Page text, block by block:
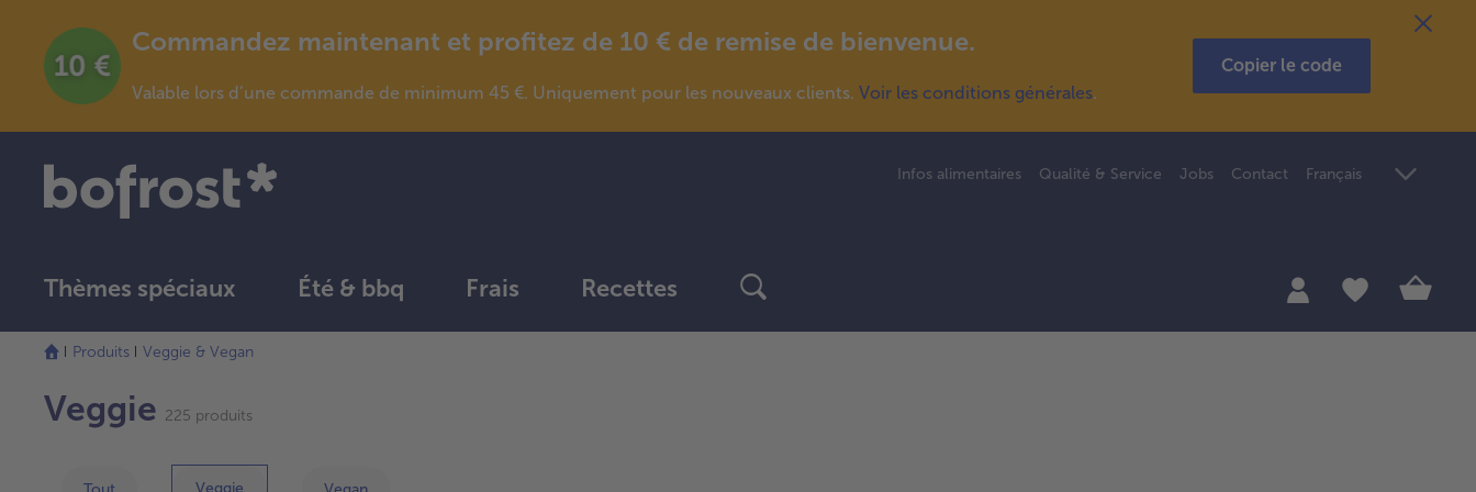
Commandez maintenant et profitez de 10 € de remise de bienvenue.
Valable lors d’une commande de minimum 45 €. Uniquement pour les nouveaux clients. Voir les conditions générales.
Copier le code
Infos alimentaires Qualité & Service Jobs Contact Français
Thèmes spéciaux Été & bbq Frais Recettes
Produits
Veggie & Vegan
Veggie 225 produits
Veggie
La
liste
été
actualisée.